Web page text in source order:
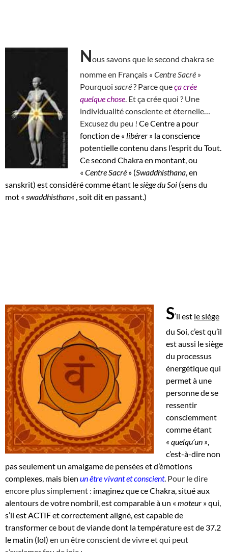
Nous savons que le second chakra se
nomme en Français « Centre Sacré »
Pourquoi sacré? Parce queça crée
quelque chose . Et ça crée quoi ? Une
individualité consciente et éternelle…
Excusez du peu ! Ce Centre a pour
fonction de « libérer » la conscience
potentielle contenu dans l’esprit du Tout.
Ce second Chakra en montant, ou
« Centre Sacré » (Swaddhisthana , en
sanskrit) est considéré comme étant le siège du Soi (sens du
mot « swaddhisthan« , soit dit en passant.)
S‘il est le siège
du Soi, c’est qu’il
est aussi le siège
du processus
énergétique qui
permet à une
personne de se
ressentir
consciemment
comme étant
« quelqu’un »
c’est-à-dire non
pas seulement un amalgame de pensées et d’émotions
complexes, mais bien un être vivant et conscient. Pour le dire
encore plus simplement : imaginez que ce Chakra, situé aux
alentours de votre nombril, est comparable à un « moteur » qui,
s’il est ACTIF et correctement aligné, est capable de
transformer ce bout de viande dont la température est de 37.2
le matin (lol) en un être conscient de vivre et qui peut